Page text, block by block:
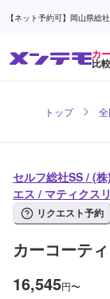
【ネット予約可】岡山県総
カ
比
トップ
セルフ総社SS / (
エス / マティクス
リクエスト予約
カーコーテ
16,545円〜